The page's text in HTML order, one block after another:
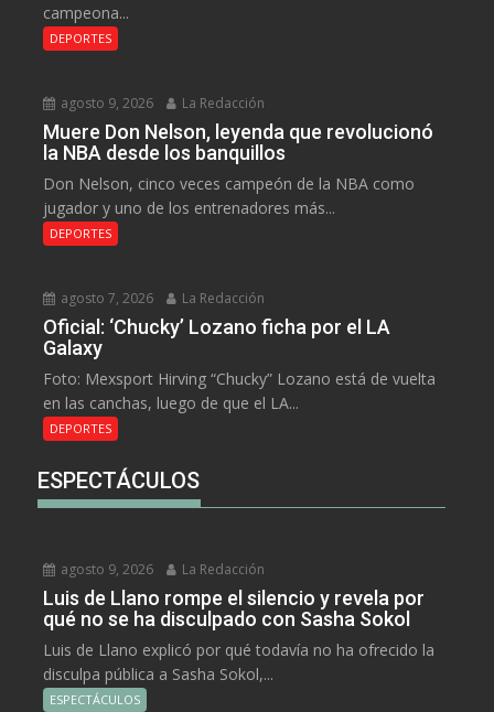
campeona...
DEPORTES
agosto 9, 2026 La Redacción
Muere Don Nelson, leyenda que revolucionó
la NBA desde los banquillos
Don Nelson, cinco veces campeón de la NBA como
jugador y uno de los entrenadores más...
DEPORTES
agosto 7, 2026 La Redacción
Oficial: ‘Chucky’ Lozano ficha por el LA
Galaxy
Foto: Mexsport Hirving “Chucky” Lozano está de vuelta
en las canchas, luego de que el LA...
DEPORTES
ESPECTÁCULOS
agosto 9, 2026 La Redacción
Luis de Llano rompe el silencio y revela por
qué no se ha disculpado con Sasha Sokol
Luis de Llano explicó por qué todavía no ha ofrecido la
disculpa pública a Sasha Sokol,...
ESPECTÁCULOS